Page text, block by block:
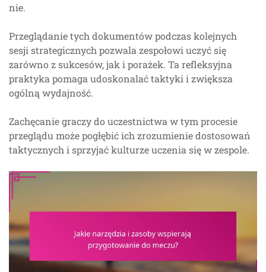
nie.
Przeglądanie tych dokumentów podczas kolejnych
sesji strategicznych pozwala zespołowi uczyć się
zarówno z sukcesów, jak i porażek. Ta refleksyjna
praktyka pomaga udoskonalać taktyki i zwiększa
ogólną wydajność.
Zachęcanie graczy do uczestnictwa w tym procesie
przeglądu może pogłębić ich zrozumienie dostosowań
taktycznych i sprzyjać kulturze uczenia się w zespole.